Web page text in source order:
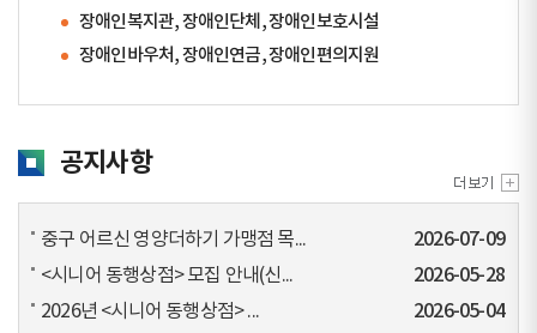
장애인복지관, 장애인단체, 장애인보호시설
장애인바우처, 장애인연금, 장애인편의지원
공지사항
중구 어르신 영양더하기 가맹점 목...
2026-07-09
<시니어 동행상점> 모집 안내(신...
2026-05-28
2026년 <시니어 동행상점> ...
2026-05-04